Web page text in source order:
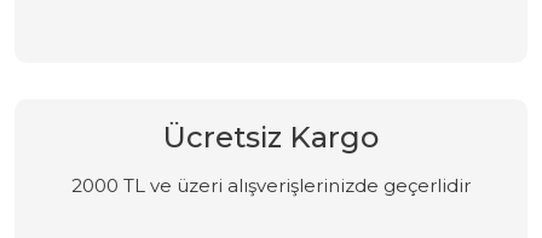
Ücretsiz Kargo
2000 TL ve üzeri alışverişlerinizde geçerlidir